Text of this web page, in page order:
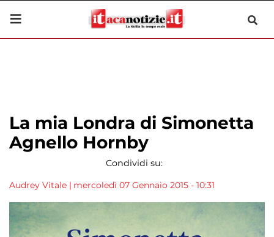
La mia Londra di Simonetta
Agnello Hornby
Condividi su:
Audrey Vitale | mercoledì 07 Gennaio 2015 - 10:31